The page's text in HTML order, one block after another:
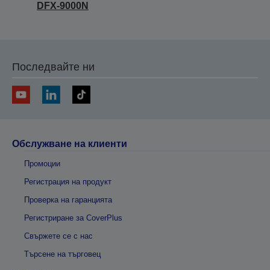
DFX-9000N
Последвайте ни
Обслужване на клиенти
Промоции
Регистрация на продукт
Проверка на гаранцията
Регистриране за CoverPlus
Свържете се с нас
Търсене на търговец